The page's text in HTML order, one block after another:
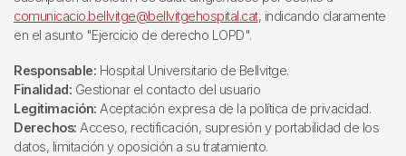
comunicacio.bellvitge@bellvitgehospital.cat, indicando claramente
en el asunto "Ejercicio de derecho LOPD".
Responsable: Hospital Universitario de Bellvitge.
Finalidad: Gestionar el contacto del usuario
Legitimación: Aceptación expresa de la política de privacidad.
Derechos: Acceso, rectificación, supresión y portabilidad de los
datos, limitación y oposición a su tratamiento.